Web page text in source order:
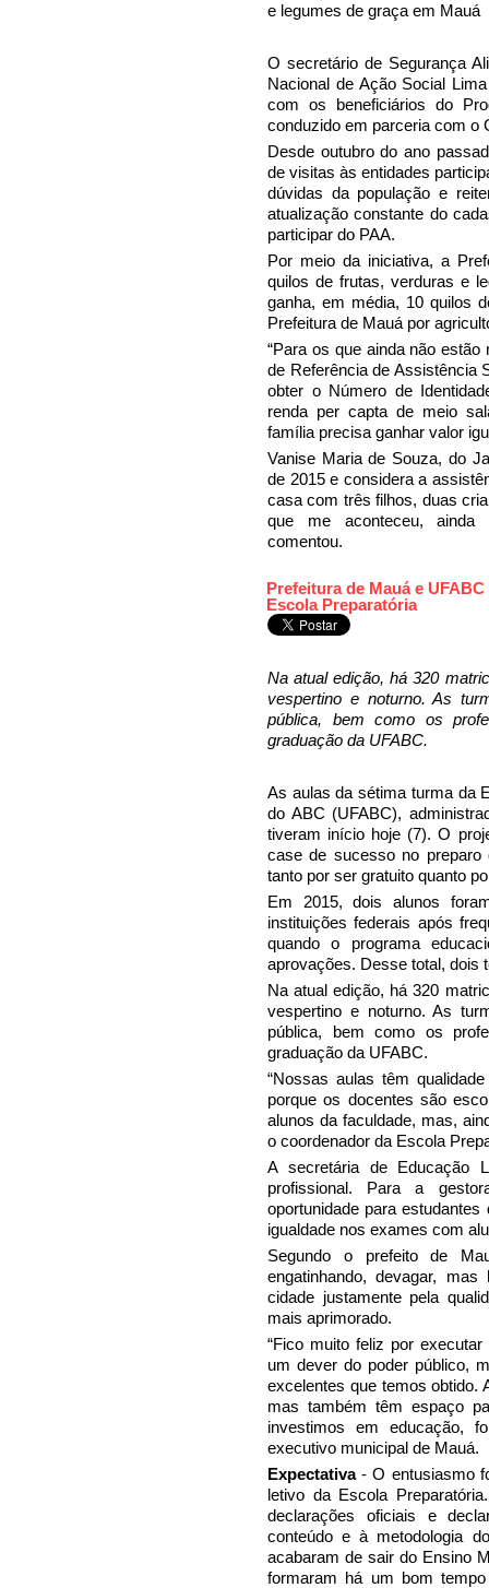
e legumes de graça em Mauá
O secretário de Segurança
Nacional de Ação Social
com os beneficiários do
conduzido em parceria com o
Desde outubro do ano
de visitas às entidades
dúvidas da população e
atualização constante do
participar do PAA.
Por meio da iniciativa, a
quilos de frutas, verduras e
ganha, em média, 10 quilos
Prefeitura de Mauá por
“Para os que ainda não
de Referência de Assistência
obter o Número de
renda per capta de meio
família precisa ganhar valor
Vanise Maria de Souza, do
de 2015 e considera a
casa com três filhos, duas
que me aconteceu, ainda
comentou.
Prefeitura de Mauá e
Escola Preparatória
Na atual edição, há 320
vespertino e noturno. As
pública, bem como os
graduação da UFABC.
As aulas da sétima turma da
do ABC (UFABC),
tiveram início hoje (7). O
case de sucesso no preparo
tanto por ser gratuito quanto
Em 2015, dois alunos
instituições federais após
quando o programa
aprovações. Desse total, dois
Na atual edição, há 320
vespertino e noturno. As
pública, bem como os
graduação da UFABC.
“Nossas aulas têm
porque os docentes são
alunos da faculdade, mas,
o coordenador da Escola
A secretária de Educação
profissional. Para a
oportunidade para
igualdade nos exames com
Segundo o prefeito de
engatinhando, devagar,
cidade justamente pela
mais aprimorado.
“Fico muito feliz por
um dever do poder público,
excelentes que temos obtido.
mas também têm espaço
investimos em educação,
executivo municipal de Mauá.
Expectativa- O entusiasmo
letivo da Escola
declarações oficiais e
conteúdo e à metodologia
acabaram de sair do Ensino
formaram há um bom